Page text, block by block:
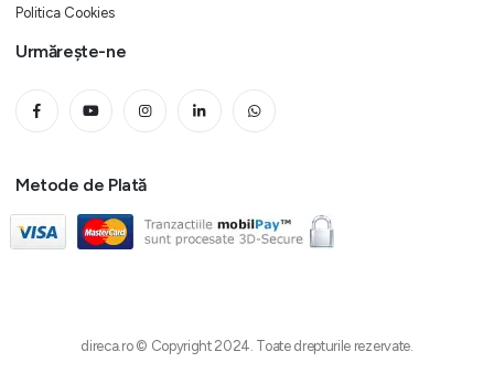
Politica Cookies
Urmărește-ne
Metode de Plată
direca.ro © Copyright 2024. Toate drepturile rezervate.